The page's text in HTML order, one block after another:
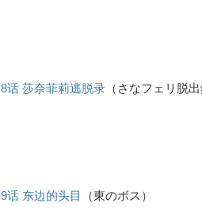
8话 莎奈菲莉逃脱录（ さなフェリ脱
9话 东边的头目 （東のボス ）